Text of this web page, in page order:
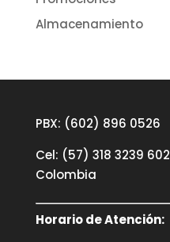
Almacenamiento
PBX: (602) 896 0526
Cel: (57) 318 3239 602
Colombia
Horario de Atención: